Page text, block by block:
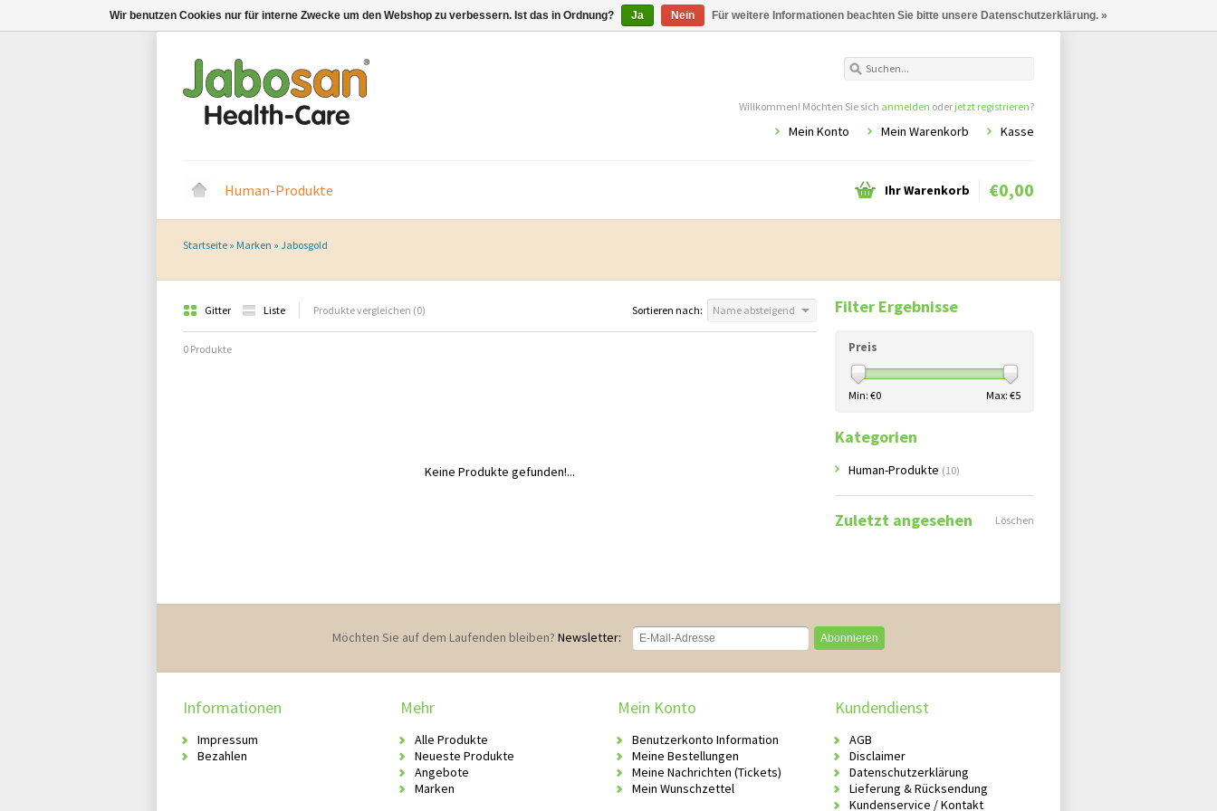
Willkommen! Möchten Sie sich anmelden oder jetzt registrieren?
Mein Konto Mein Warenkorb Kasse
Human-Produkte Ihr Warenkorb €0,00
Startseite » Marken » Jabosgold
Gitter Liste Produkte vergleichen (0) Sortieren nach: Name absteigend
0 Produkte
Keine Produkte gefunden!...
Filter Ergebnisse
Preis
Min: €0 Max: €5
Kategorien
Human-Produkte (10)
Zuletzt angesehen Löschen
Möchten Sie auf dem Laufenden bleiben? Newsletter: Abonnieren
Informationen
Impressum
Bezahlen
Mehr
Alle Produkte
Neueste Produkte
Angebote
Marken
Mein Konto
Benutzerkonto Information
Meine Bestellungen
Meine Nachrichten (Tickets)
Mein Wunschzettel
Kundendienst
AGB
Disclaimer
Datenschutzerklärung
Lieferung & Rücksendung
Kundenservice / Kontakt
Wir benutzen Cookies nur für interne Zwecke um den Webshop zu verbessern. Ist das in Ordnung? Ja Nein Für weitere Informationen beachten Sie bitte unsere Datenschutzerklärung. »